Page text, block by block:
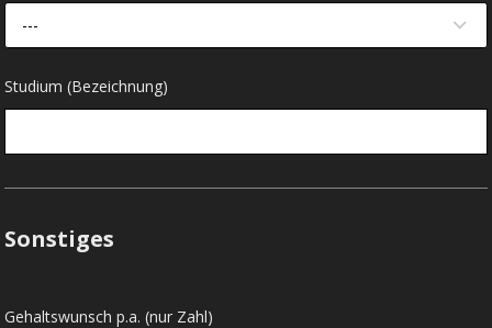
---
Studium (Bezeichnung)
Sonstiges
Gehaltswunsch p.a. (nur Zahl)